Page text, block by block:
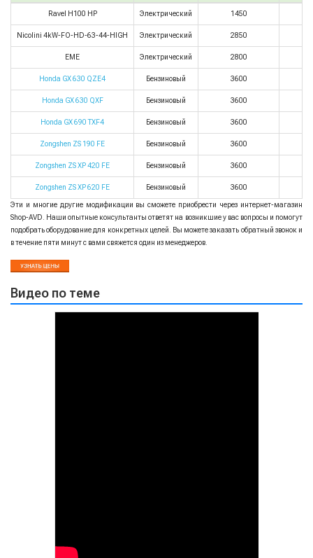
Ravel H100 HP Электрический 1450
Nicolini 4kW-FO-HD-63-44-HIGH Электрический 2850
EME Электрический 2800
Honda GX 630 QZE4 Бензиновый 3600
Honda GX 630 QXF Бензиновый 3600
Honda GX 690 TXF4 Бензиновый 3600
Zongshen ZS 190 FE Бензиновый 3600
Zongshen ZS XP 420 FE Бензиновый 3600
Zongshen ZS XP 620 FE Бензиновый 3600
Эти и многие другие модификации вы сможете приобрести через интернет-магазин
Shop-AVD. Наши опытные консультанты ответят на возникшие у вас вопросы и помогут
подобрать оборудование для конкретных целей. Вы можете заказать обратный звонок и
в течение пяти минут с вами свяжется один из менеджеров.
Видео по теме